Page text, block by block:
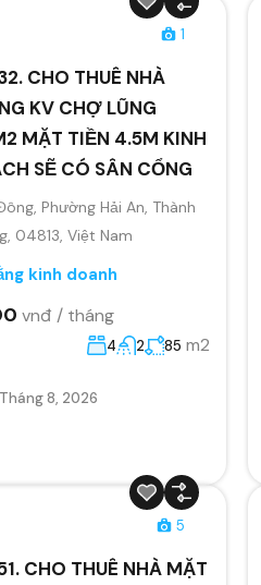
1
CHO THUÊ NHÀ
KV CHỢ LŨNG
MẶT TIỀN 4.5M KINH
SẼ CÓ SÂN CỔNG
Phường Hải An, Thành
04813, Việt Nam
kinh doanh
vnđ / tháng
4 2 85 m2
8, 2026
5
CHO THUÊ NHÀ MẶT